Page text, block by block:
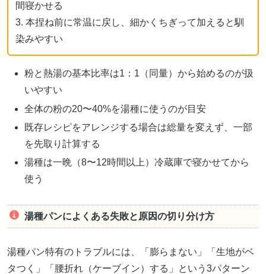
間寝かせる
3. 本捏ね前に常温に戻し、細かくちぎって加えると馴
染みやすい
粉と熱湯の基本比率は1：1（同量）から始めるのが扱
いやすい
全体の粉の20〜40%を湯種に使うのが目安
既存レシピをアレンジする場合は総量を変えず、一部
を先取り計算する
湯種は一晩（8〜12時間以上）冷蔵庫で寝かせてから
使う
湯種パンによくある失敗と原因の切り分け方
湯種パン特有のトラブルには、「膨らまない」「生地がベ
タつく」「腰折れ（ケーブイン）する」という3パターン